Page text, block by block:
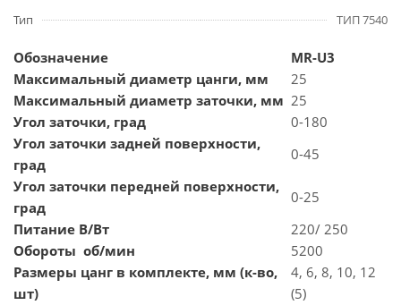
Тип ТИП 7540
Обозначение
MR-U3
Максимальный диаметр цанги, мм
25
Максимальный диаметр заточки, мм 25
Угол заточки, град
0-180
Угол заточки задней поверхности,
град
0-45
Угол заточки передней поверхности,
град
0-25
Питание В/Вт
220/ 250
Обороты об/мин
5200
Размеры цанг в комплекте, мм (к-во,
шт)
4, 6, 8, 10, 12
(5)